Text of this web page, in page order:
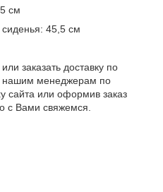
см
45,5 см
заказать доставку по
нашим менеджерам по
сайта или оформив заказ
с Вами свяжемся.